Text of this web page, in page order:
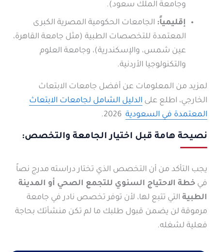
وجامعة الملك سعود).
إقليمياً: الجامعات الحكومية المصرية الكبرى
المعتمدة للتخصصات الطبية (مثل جامعة القاهرة،
عين شمس، والإسكندرية)، وجامعة العلوم
والتكنولوجيا الأردنية.
لمزيد من المعلومات عن أفضل جامعات الابتعاث
الخارجي، اطلع على الدليل الشامل لجامعات الابتعاث
المعتمدة في السعودية
نصيحة هامة قبل اختيار الجامعة والتخصص:
يجب التأكد من أن التخصص الذي تختار دراسته مدرج نصاً
في خطة الاحتياج السنوي للتجمع الصحي أو المدينة
الطبية التي تتبع لها، لأن توفر تخصص نادر في جامعة
مرموقة لن يضمن قبول طلبك ما لم تكن منشأتك بحاجة
فعلية لشغله.